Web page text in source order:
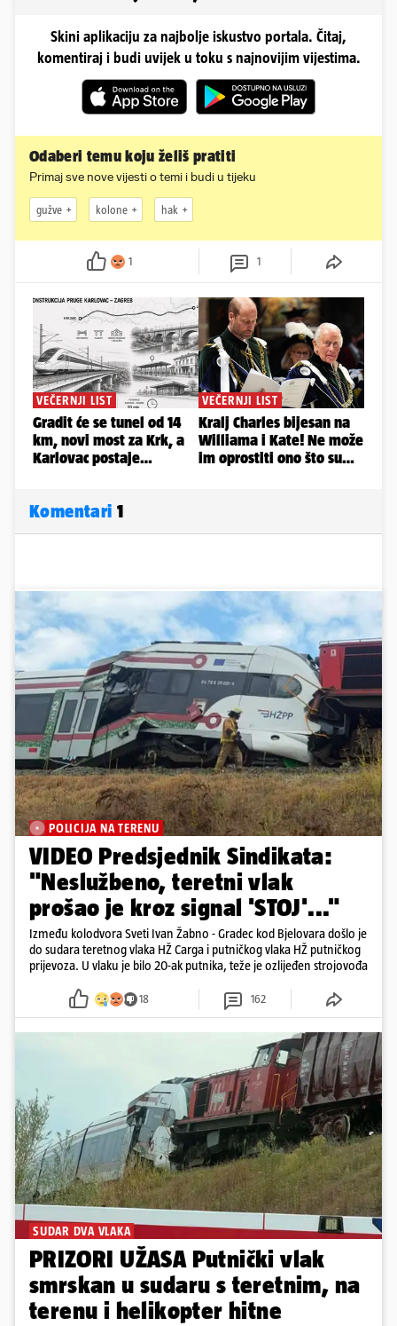
Skini aplikaciju za najbolje iskustvo portala. Čitaj,
komentiraj i budi uvijek u toku s najnovijim vijestima.
Odaberi temu koju želiš pratiti
Primaj sve nove vijesti o temi i budi u tijeku
gužve kolone hak
1 1
Komentari 1
POLICIJA NA TERENU
VIDEO Predsjednik Sindikata:
"Neslužbeno, teretni vlak
prošao je kroz signal 'STOJ'..."
Između kolodvora Sveti Ivan Žabno - Gradec kod Bjelovara došlo je
do sudara teretnog vlaka HŽ Carga i putničkog vlaka HŽ putničkog
prijevoza. U vlaku je bilo 20-ak putnika, teže je ozlijeđen strojovođa
18 162
SUDAR DVA VLAKA
PRIZORI UŽASA Putnički vlak
smrskan u sudaru s teretnim, na
terenu i helikopter hitne